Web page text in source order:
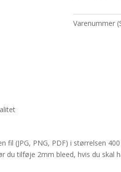
Varenummer
(JPG, PNG, PDF) i størrelsen
tilføje 2mm bleed, hvis du skal